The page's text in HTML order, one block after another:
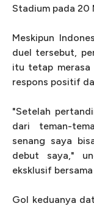
Stadium pada 20
Meskipun
duel tersebut,
itu tetap merasa
respons positif
"Setelah
dari teman-
senang saya
debut saya,"
eksklusif
Gol keduanya